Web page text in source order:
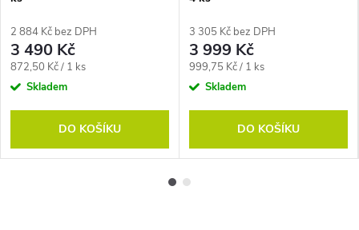
2 884 Kč bez DPH
3 490 Kč
Měrná
cena:
872,50 Kč / 1 ks
Skladem
DO KOŠÍKU
3 305 Kč bez DPH
3 999 Kč
Měrná
cena:
999,75 Kč / 1 ks
Skladem
DO KOŠÍKU